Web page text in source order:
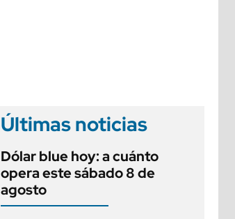
Últimas noticias
Dólar blue hoy: a cuánto
opera este sábado 8 de
agosto